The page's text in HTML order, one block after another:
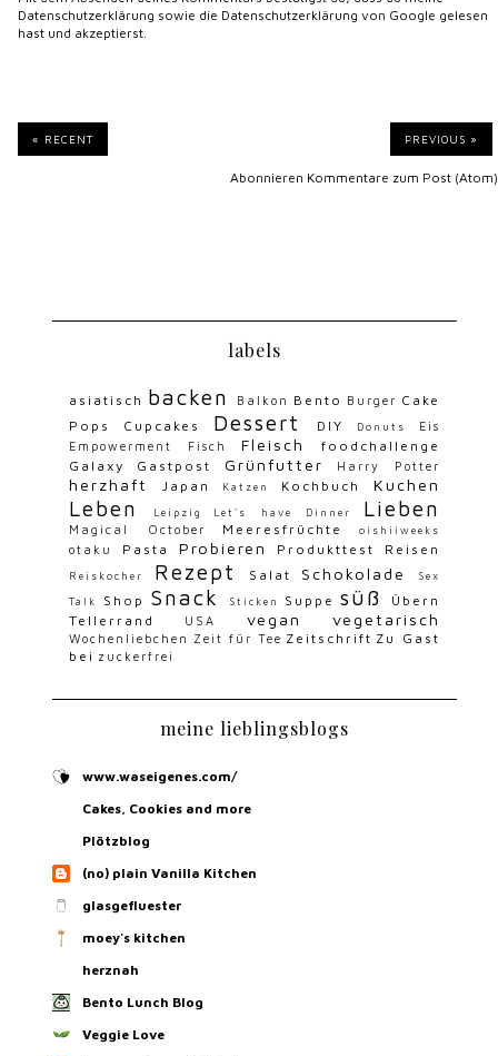
Datenschutzerklärung sowie die Datenschutzerklärung von Google gelesen
hast und akzeptierst.
« RECENT PREVIOUS »
Abonnieren Kommentare zum Post (Atom)
labels
asiatisch backen Balkon Bento Burger Cake
Pops
Cupcakes Dessert DIY Donuts
Eis
Empowerment
Fisch Fleisch
foodchallenge
Galaxy
Gastpost Grünfutter Harry Potter
herzhaft Japan Katzen Kochbuch Kuchen
Leben Leipzig Let's have Dinner Lieben
Magical October Meeresfrüchte oishiiweeks
otaku Pasta Probieren Produkttest Reisen
Reiskocher Rezept Salat Schokolade Sex
Talk Shop Snack Sticken Suppe süß
Übern
Tellerrand
USA vegan vegetarisch
Wochenliebchen Zeit für Tee Zeitschrift Zu Gast
bei zuckerfrei
meine lieblingsblogs
www.waseigenes.com/
Cakes, Cookies and more
Plötzblog
(no) plain Vanilla Kitchen
glasgefluester
moey's kitchen
herznah
Bento Lunch Blog
Veggie Love